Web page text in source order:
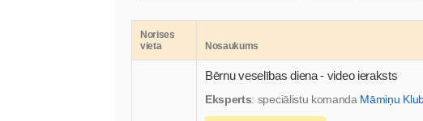
Norises
vieta
Nosaukums
Bērnu veselības diena - video ieraksts
Eksperts: speciālistu komanda Māmiņu